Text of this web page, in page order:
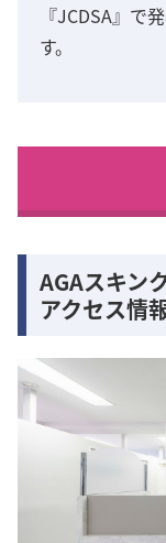
『JCDSA』で
す。
AGAスキン
アクセス情